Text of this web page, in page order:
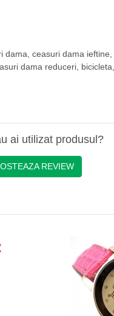
dama ceasuri dama ieftine
dama reduceri, bicicleta
ai utilizat produsul?
REVIEW